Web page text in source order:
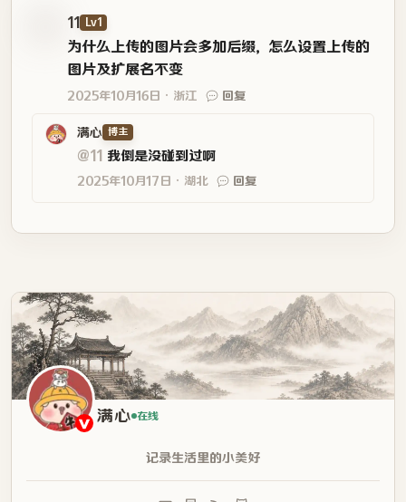
11 Lv1
为什么上传的图片会多加后缀，怎么设置上传的
图片及扩展名不变
2025年10月16日 浙江 回复
满心 博主
@11 我倒是没碰到过啊
2025年10月17日 湖北 回复
满心 在线
记录生活里的小美好